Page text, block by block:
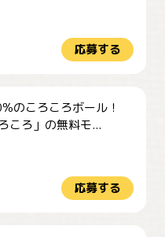
応募する
のころころボール！
ころ」の無料モ...
応募する